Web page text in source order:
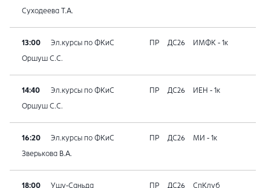
Суходеева Т.А.
13:00 Эл.курсы по ФКиС ПР ДС26 ИМФК - 1к
Оршуш С.С.
14:40 Эл.курсы по ФКиС ПР ДС26 ИЕН - 1к
Оршуш С.С.
16:20 Эл.курсы по ФКиС ПР ДС26 МИ - 1к
Зверькова В.А.
18:00 Ушу-Саньда ПР ДС26 СпКлуб